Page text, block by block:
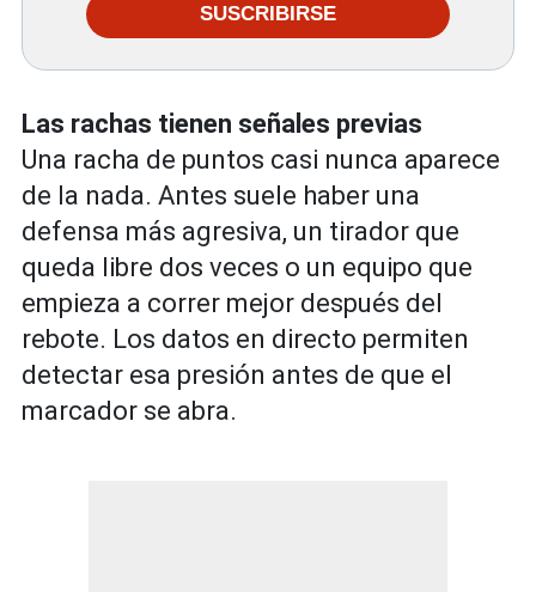
SUSCRIBIRSE
Las rachas tienen señales previas
Una racha de puntos casi nunca aparece
de la nada. Antes suele haber una
defensa más agresiva, un tirador que
queda libre dos veces o un equipo que
empieza a correr mejor después del
rebote. Los datos en directo permiten
detectar esa presión antes de que el
marcador se abra.